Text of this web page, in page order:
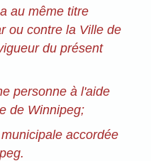
au même titre
ou contre la Ville de
du présent
personne à l'aide
de Winnipeg;
accordée